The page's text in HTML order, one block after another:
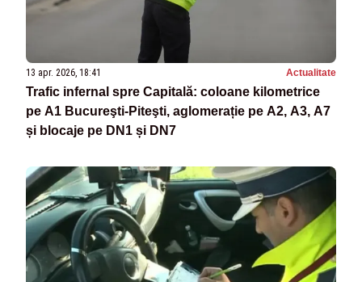
13 apr. 2026, 18:41 Actualitate
Trafic infernal spre Capitală: coloane kilometrice
pe A1 Bucureşti-Piteşti, aglomerație pe A2, A3, A7
și blocaje pe DN1 și DN7